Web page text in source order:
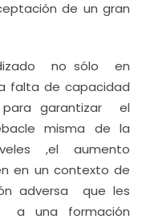
de un gran
no sólo en
falta de capacidad
para garantizar el
misma de la
,el aumento
en un contexto de
adversa que les
a una formación